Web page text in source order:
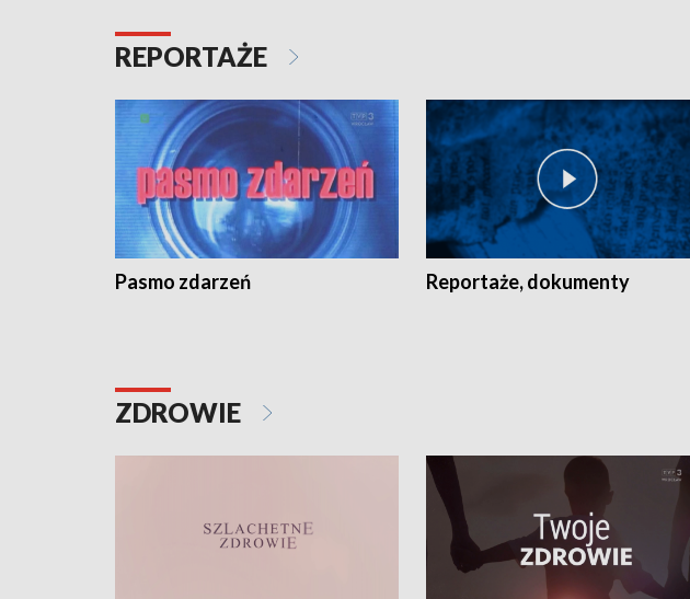
REPORTAŻE
Pasmo zdarzeń Reportaże, dokumenty
ZDROWIE